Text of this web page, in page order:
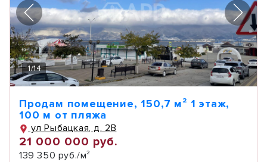
1/14
Продам помещение, 150,7 м² 1 этаж,
100 м от пляжа
ул Рыбацкая, д. 2В
21 000 000 руб.
139 350 руб./м²